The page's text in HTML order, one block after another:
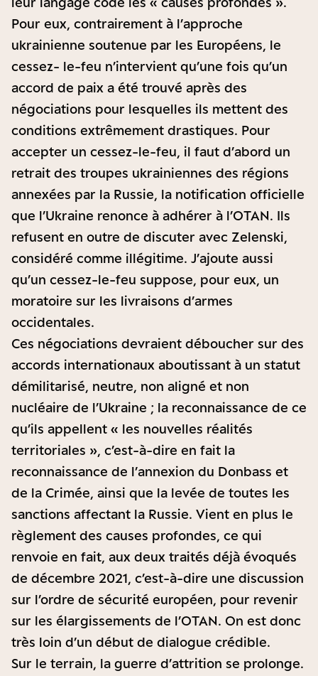
Pour eux, contrairement à l’approche
ukrainienne soutenue par les Européens, le
cessez- le-feu n’intervient qu’une fois qu’un
accord de paix a été trouvé après des
négociations pour lesquelles ils mettent des
conditions extrêmement drastiques. Pour
accepter un cessez-le-feu, il faut d’abord un
retrait des troupes ukrainiennes des régions
annexées par la Russie, la notification officielle
que l’Ukraine renonce à adhérer à l’OTAN. Ils
refusent en outre de discuter avec Zelenski,
considéré comme illégitime. J’ajoute aussi
qu’un cessez-le-feu suppose, pour eux, un
moratoire sur les livraisons d’armes
occidentales.
Ces négociations devraient déboucher sur des
accords internationaux aboutissant à un statut
démilitarisé, neutre, non aligné et non
nucléaire de l’Ukraine ; la reconnaissance de ce
qu’ils appellent « les nouvelles réalités
territoriales », c’est-à-dire en fait la
reconnaissance de l’annexion du Donbass et
de la Crimée, ainsi que la levée de toutes les
sanctions affectant la Russie. Vient en plus le
règlement des causes profondes, ce qui
renvoie en fait, aux deux traités déjà évoqués
de décembre 2021, c’est-à-dire une discussion
sur l’ordre de sécurité européen, pour revenir
sur les élargissements de l’OTAN. On est donc
très loin d’un début de dialogue crédible.
Sur le terrain, la guerre d’attrition se prolonge.